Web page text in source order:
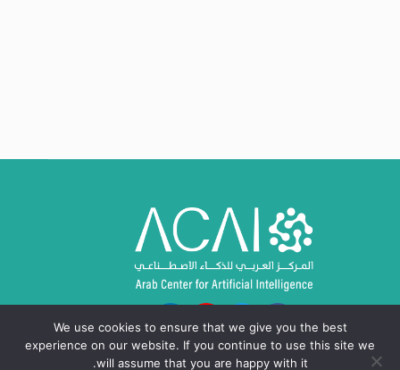
We use cookies to ensure that we give you the best
experience on our website. If you continue to use this site we
will assume that you are happy with it.